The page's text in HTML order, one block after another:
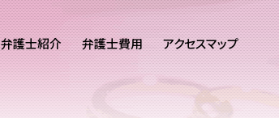
弁護士紹介 弁護士費用 アクセスマップ